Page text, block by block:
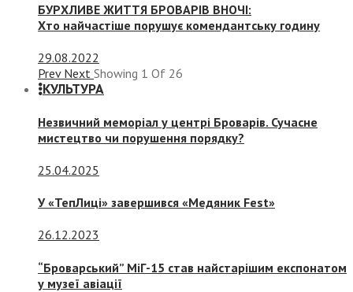
БУРХЛИВЕ ЖИТТЯ БРОВАРІВ ВНОЧІ:
Хто найчастіше порушує комендантську годину
29.08.2022
Prev Next Showing 1 Of 26
КУЛЬТУРА
Незвичний меморіал у центрі Броварів. Сучасне
мистецтво чи порушення порядку?
25.04.2025
У «ТепЛиці» завершився «Медяник Fest»
26.12.2023
“Броварський” МіГ-15 став найстарішим експонатом
у музеї авіації